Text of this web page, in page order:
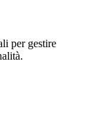
per gestire